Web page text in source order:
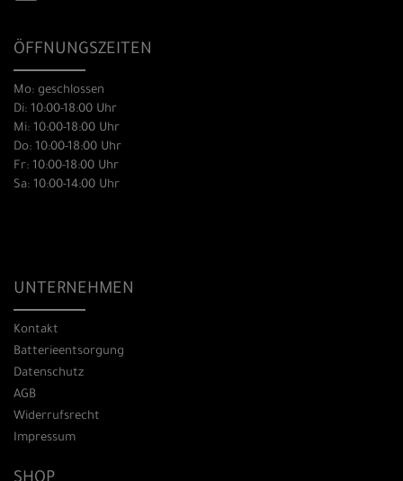
ÖFFNUNGSZEITEN
Mo: geschlossen
Di: 10:00-18:00 Uhr
Mi: 10:00-18:00 Uhr
Do: 10:00-18:00 Uhr
Fr: 10:00-18:00 Uhr
Sa: 10:00-14:00 Uhr
UNTERNEHMEN
Kontakt
Batterieentsorgung
Datenschutz
AGB
Widerrufsrecht
Impressum